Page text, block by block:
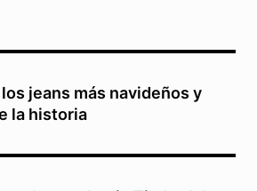
jeans más navideños y
la historia